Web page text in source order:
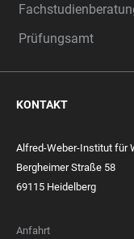
Prüfungsamt
KONTAKT
Alfred-Weber-Institut für
Bergheimer Straße 58
69115 Heidelberg
Anfahrt